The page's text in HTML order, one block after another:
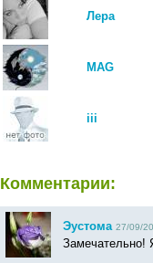
Лера
MAG
iii
Комментарии:
Эустома 27/09/
Замечательно!